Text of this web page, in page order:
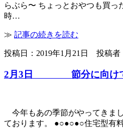
らぶら〜 ちょっとおやつも買っ
時…
≫ 記事の続きを読む
投稿日：2019年1月21日 投稿者
2月3日 節分に向け
今年もあの季節がやってきま
ております。 ●○●○●○住宅型有